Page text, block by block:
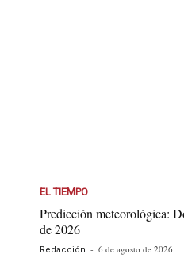
EL TIEMPO
Predicción meteorológica:
de 2026
Redacción - 6 de agosto de 2026